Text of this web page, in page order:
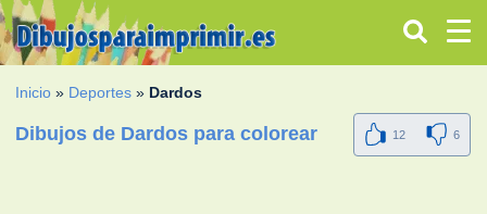
Inicio » Deportes » Dardos
Dibujos de Dardos para colorear 12 6